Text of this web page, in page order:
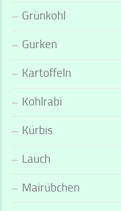
Grünkohl
Gurken
Kartoffeln
Kohlrabi
Kürbis
Lauch
Mairübchen